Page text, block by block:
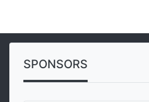
SPONSORS